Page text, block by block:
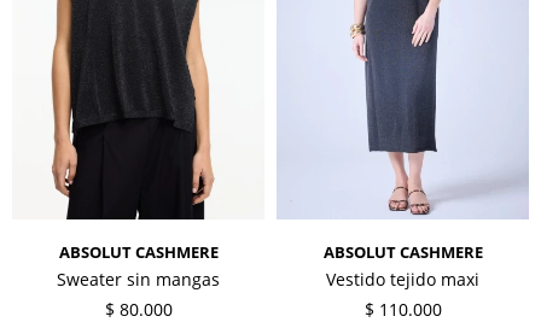
ABSOLUT CASHMERE
Sweater sin mangas
$ 80.000
ABSOLUT CASHMERE
Vestido tejido maxi
$ 110.000